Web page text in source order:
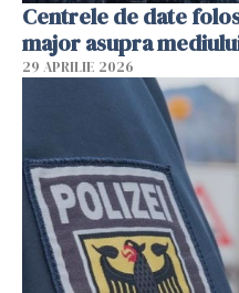
Centrele de date
major asupra
29 APRILIE 2026